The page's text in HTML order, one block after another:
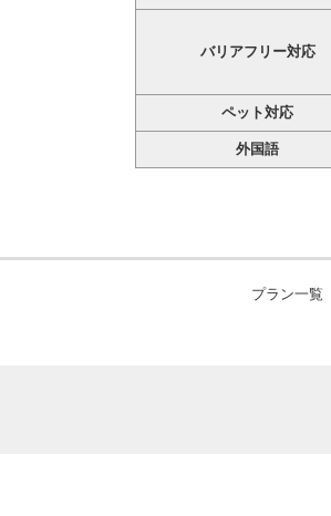
バリアフリー対応
ペット対応
外国語
プラン一覧